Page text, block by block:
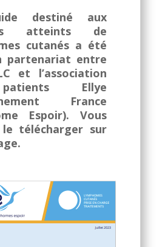
destiné aux
atteints de
cutanés a été
partenariat entre
et l’association
Ellye
France
Espoir). Vous
le télécharger sur